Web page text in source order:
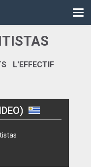
L'EFFECTIF